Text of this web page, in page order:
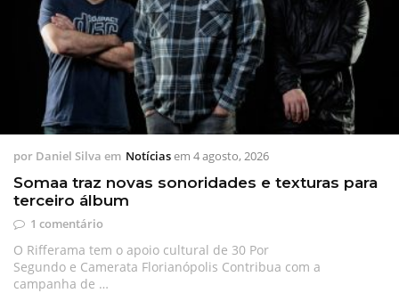
por Daniel Silva em Notíciasem 4 agosto, 2026
Somaa traz novas sonoridades e texturas para
terceiro álbum
1 comentário
O Rifferama tem o apoio cultural de 30 Por
Segundo e Camerata Florianópolis Contribua com a
campanha de …